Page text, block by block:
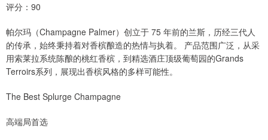
评分：90
帕尔玛（Champagne Palmer）创立于 75 年前的兰斯，历经三代人
的传承，始终秉持着对香槟酿造的热情与执着。 产品范围广泛，从采
用索莱拉系统陈酿的桃红香槟，到精选酒庄顶级葡萄园的Grands
Terroirs系列，展现出香槟风格的多样可能性。
The Best Splurge Champagne
高端局首选